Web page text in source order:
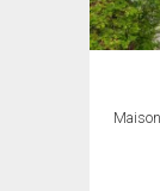
Maison